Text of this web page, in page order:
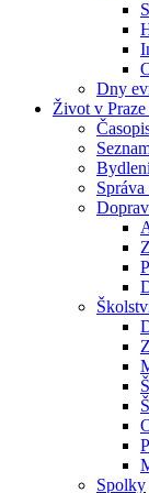
Dny
Život v Praze
Spolky